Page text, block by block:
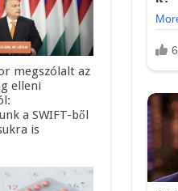
megszólalt az
elleni
a SWIFT-ből
is